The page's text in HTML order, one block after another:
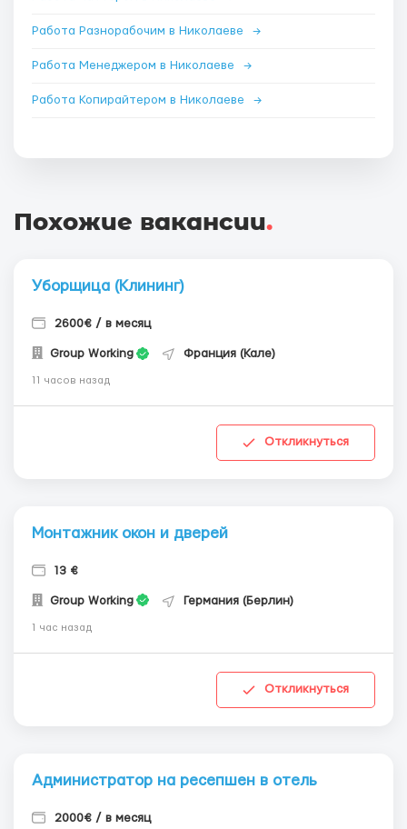
Работа Разнорабочим в Николаеве →
Работа Менеджером в Николаеве →
Работа Копирайтером в Николаеве →
Похожие вакансии.
Уборщица (Клининг)
2600€ / в месяц
Group Working Франция (Кале)
11 часов назад
Откликнуться
Монтажник окон и дверей
13 €
Group Working Германия (Берлин)
1 час назад
Откликнуться
Администратор на ресепшен в отель
2000€ / в месяц